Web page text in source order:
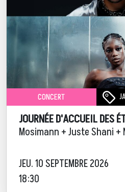
CONCERT
JOURNÉE D'ACCUEIL DES
Mosimann + Juste Shani +
JEU. 10 SEPTEMBRE 2026
18:30